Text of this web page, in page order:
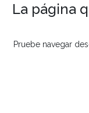
La página
Pruebe navegar